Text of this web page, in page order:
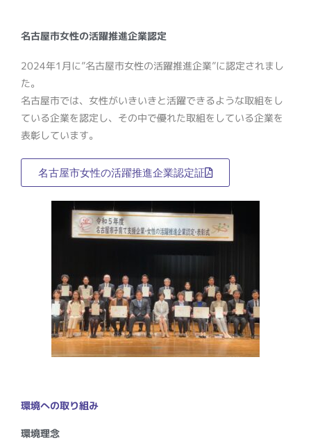
名古屋市女性の活躍推進企業認定
2024年1月に”名古屋市女性の活躍推進企業”に認定されまし
た。
名古屋市では、女性がいきいきと活躍できるような取組をし
ている企業を認定し、その中で優れた取組をしている企業を
表彰しています。
名古屋市女性の活躍推進企業認定証
環境への取り組み
環境理念